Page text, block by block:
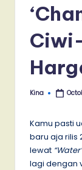
Posted
Kina
Kamu pasti
baru aja rilis
lewat
lagi dengan